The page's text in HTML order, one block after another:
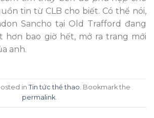
tin từ CLB cho biết. Có thể nói,
Sancho tại Old Trafford đang
hơn bao giờ hết, mở ra trang mới
anh.
in Tin tức thể thao . Bookmark the
permalink